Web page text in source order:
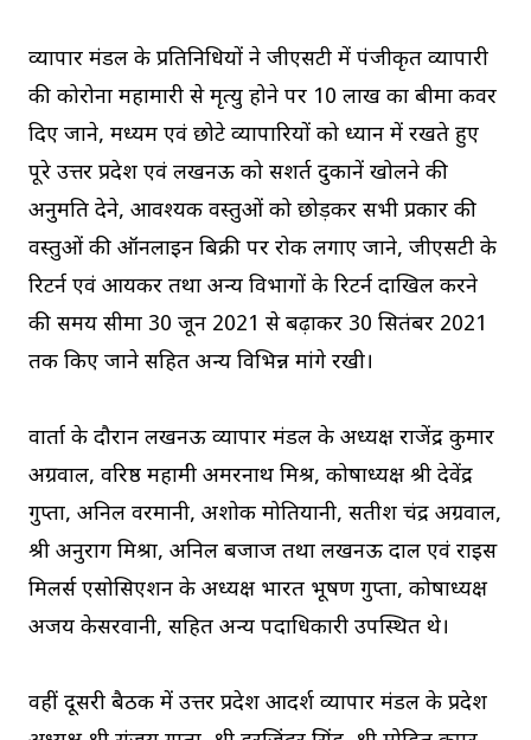
व्यापार मंडल के प्रतिनिधियों ने जीएसटी में पंजीकृत व्यापारी
की कोरोना महामारी से मृत्यु होने पर 10 लाख का बीमा कवर
दिए जाने, मध्यम एवं छोटे व्यापारियों को ध्यान में रखते हुए
पूरे उत्तर प्रदेश एवं लखनऊ को सशर्त दुकानें खोलने की
अनुमति देने, आवश्यक वस्तुओं को छोड़कर सभी प्रकार की
वस्तुओं की ऑनलाइन बिक्री पर रोक लगाए जाने, जीएसटी के
रिटर्न एवं आयकर तथा अन्य विभागों के रिटर्न दाखिल करने
की समय सीमा 30 जून 2021 से बढ़ाकर 30 सितंबर 2021
तक किए जाने सहित अन्य विभिन्न मांगे रखी।
वार्ता के दौरान लखनऊ व्यापार मंडल के अध्यक्ष राजेंद्र कुमार
अग्रवाल, वरिष्ठ महामंत्री अमरनाथ मिश्र, कोषाध्यक्ष श्री देवेंद्र
गुप्ता, अनिल वरमानी, अशोक मोतियानी, सतीश चंद्र अग्रवाल,
श्री अनुराग मिश्रा, अनिल बजाज तथा लखनऊ दाल एवं राइस
मिलर्स एसोसिएशन के अध्यक्ष भारत भूषण गुप्ता, कोषाध्यक्ष
अजय केसरवानी, सहित अन्य पदाधिकारी उपस्थित थे।
वहीं दूसरी बैठक में उत्तर प्रदेश आदर्श व्यापार मंडल के प्रदेश